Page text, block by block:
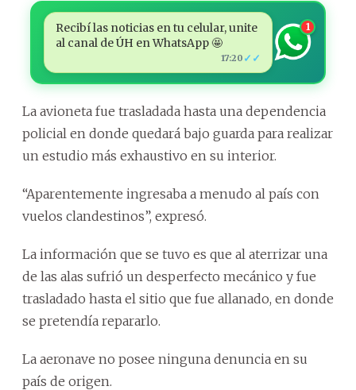
Recibí las noticias en tu celular, unite
al canal de ÚH en WhatsApp 🤩
17:20 ✓✓
1
La avioneta fue trasladada hasta una dependencia
policial en donde quedará bajo guarda para realizar
un estudio más exhaustivo en su interior.
“Aparentemente ingresaba a menudo al país con
vuelos clandestinos”, expresó.
La información que se tuvo es que al aterrizar una
de las alas sufrió un desperfecto mecánico y fue
trasladado hasta el sitio que fue allanado, en donde
se pretendía repararlo.
La aeronave no posee ninguna denuncia en su
país de origen.